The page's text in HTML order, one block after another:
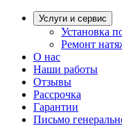
Услуги и сервис
Установка
Ремонт
О нас
Наши работы
Отзывы
Рассрочка
Гарантии
Письмо